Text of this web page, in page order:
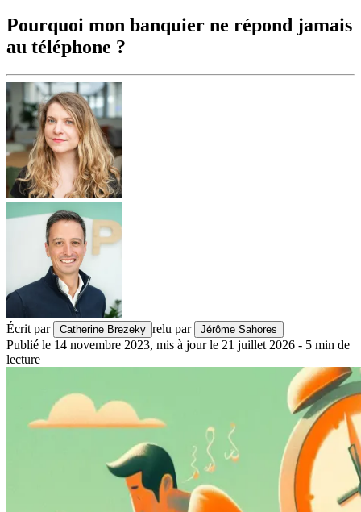
Pourquoi mon banquier ne répond jamais
au téléphone ?
Écrit par Catherine Brezeky relu par Jérôme Sahores
Publié le 14 novembre 2023, mis à jour le 21 juillet 2026 - 5 min de
lecture